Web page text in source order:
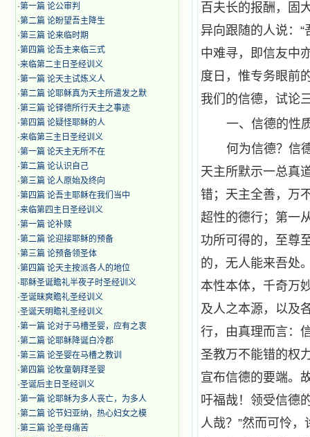
·第一篇 论公审判
·第二篇 论盼望吾主降生
·第三篇 论来临时期
·第四篇 论吾主来临三式
·来临第二主日圣经训义
·第一篇 论天主试炼义人
·第二篇 论耶稣真为天主所遣发之默
·第三篇 论铎德所行天主之事迹
·第四篇 论疑怪耶稣的人
·来临第三主日圣经训义
·第一篇 论天主无所不在
·第二篇 论认识自己
·第三篇 论人原始及终向
·第四篇 论吾主耶稣在我们当中
·来临第四主日圣经训义
·第一篇 论补赎
·第二篇 论迎接耶稣的预备
·第三篇 论预备领圣体
·第四篇 论天主按派各人的地位
·耶稣圣诞瞻礼半夜子时圣经训义
·圣诞昧爽瞻礼圣经训义
·圣诞天明瞻礼圣经训义
·第一篇 论对于马槽圣婴，应有之衷
·第二篇 论耶稣降诞白冷郡
·第三篇 论圣婴在马槽之教训
·第四篇 论牧童朝拜圣婴
·圣诞后主日圣经训义
·第一篇 论耶稣为多人丧亡，为多人
·第二篇 论节妇亚纳，热心妇女之模
·第三篇 论圣母痛苦
百夫长的报酬，固
异向跟随的人说：
中难寻，即信友中
度日，惟专务眼前
我们的信德，试论
一、信德的性
何为信德？信
天主所默示一总真
错；天主全善，万
超性的德行；第一
功所可得的，至尊
的，无人能来吾处
本性本体，千奇万
及人之本源，以及
行，由真理而言：
圣教万不能错的权
宣布信德的要端。
吁福哉！领受信德
人哉？”然而可怜